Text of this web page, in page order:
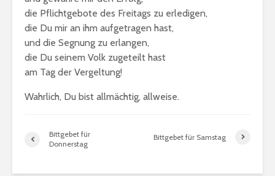
die Pflichtgebote des Freitags zu erledigen,
die Du mir an ihm aufgetragen hast,
und die Segnung zu erlangen,
die Du seinem Volk zugeteilt hast
am Tag der Vergeltung!
Wahrlich, Du bist allmächtig, allweise.
Bittgebet für
Donnerstag
Bittgebet für Samstag